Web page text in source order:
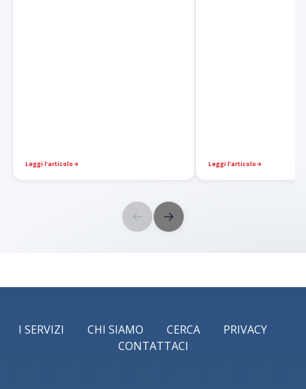
Leggi l’articolo→ Leggi l’articolo→
← →
I SERVIZI CHI SIAMO CERCA
PRIVACY
CONTATTACI